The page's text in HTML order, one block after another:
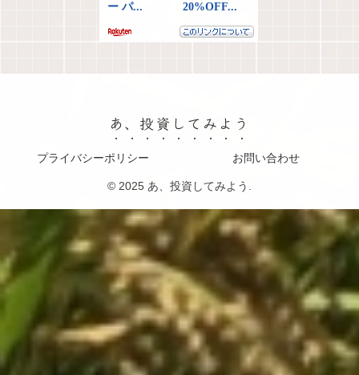
あ、投資してみよう
プライバシーポリシー お問い合わせ
© 2025 あ、投資してみよう.